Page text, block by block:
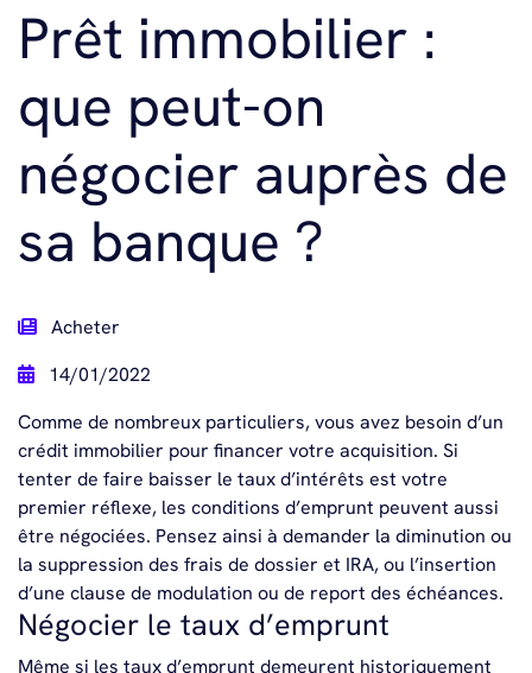
Prêt immobilier :
que peut-on
négocier auprès de
sa banque ?
Acheter
14/01/2022
Comme de nombreux particuliers, vous avez besoin d’un
crédit immobilier pour financer votre acquisition. Si
tenter de faire baisser le taux d’intérêts est votre
premier réflexe, les conditions d’emprunt peuvent aussi
être négociées. Pensez ainsi à demander la diminution ou
la suppression des frais de dossier et IRA, ou l’insertion
d’une clause de modulation ou de report des échéances.
Négocier le taux d’emprunt
Même si les taux d’emprunt demeurent historiquement